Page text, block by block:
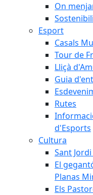
On
Esport
Casals
Tour de
Lliçà
Guia
Rutes
d'Esports
Cultura
Sant
El
Planas
Els